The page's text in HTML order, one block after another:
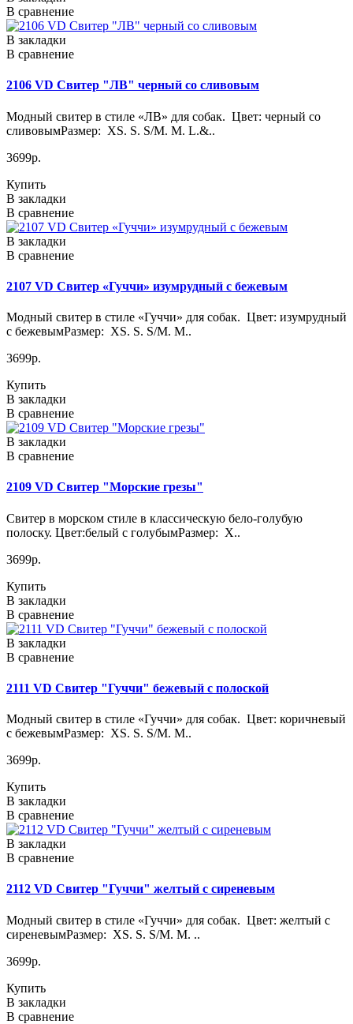
В сравнение
В закладки
В сравнение
2106 VD Свитер "ЛВ" черный со сливовым
Модный свитер в стиле «ЛВ» для собак. Цвет: черный со
сливовымРазмер: XS. S. S/M. M. L.&..
3699р.
Купить
В закладки
В сравнение
В закладки
В сравнение
2107 VD Свитер «Гуччи» изумрудный с бежевым
Модный свитер в стиле «Гуччи» для собак. Цвет: изумрудный
с бежевымРазмер: XS. S. S/M. M..
3699р.
Купить
В закладки
В сравнение
В закладки
В сравнение
2109 VD Свитер "Морские грезы"
Свитер в морском стиле в классическую бело-голубую
полоску. Цвет:белый с голубымРазмер: X..
3699р.
Купить
В закладки
В сравнение
В закладки
В сравнение
2111 VD Свитер "Гуччи" бежевый с полоской
Модный свитер в стиле «Гуччи» для собак. Цвет: коричневый
с бежевымРазмер: XS. S. S/M. M..
3699р.
Купить
В закладки
В сравнение
В закладки
В сравнение
2112 VD Свитер "Гуччи" желтый с сиреневым
Модный свитер в стиле «Гуччи» для собак. Цвет: желтый с
сиреневымРазмер: XS. S. S/M. M. ..
3699р.
Купить
В закладки
В сравнение